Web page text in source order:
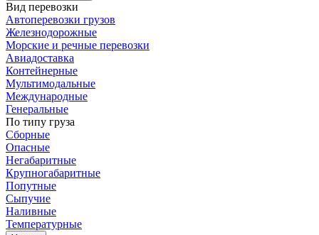
Вид перевозки
Автоперевозки грузов
Железнодорожные
Морские и речные перевозки
Авиадоставка
Контейнерные
Мультимодальные
Международные
Генеральные
По типу груза
Сборные
Опасные
Негабаритные
Крупногабаритные
Попутные
Сыпучие
Наливные
Температурные